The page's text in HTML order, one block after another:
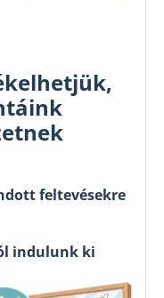
feltevésekre
indulunk ki